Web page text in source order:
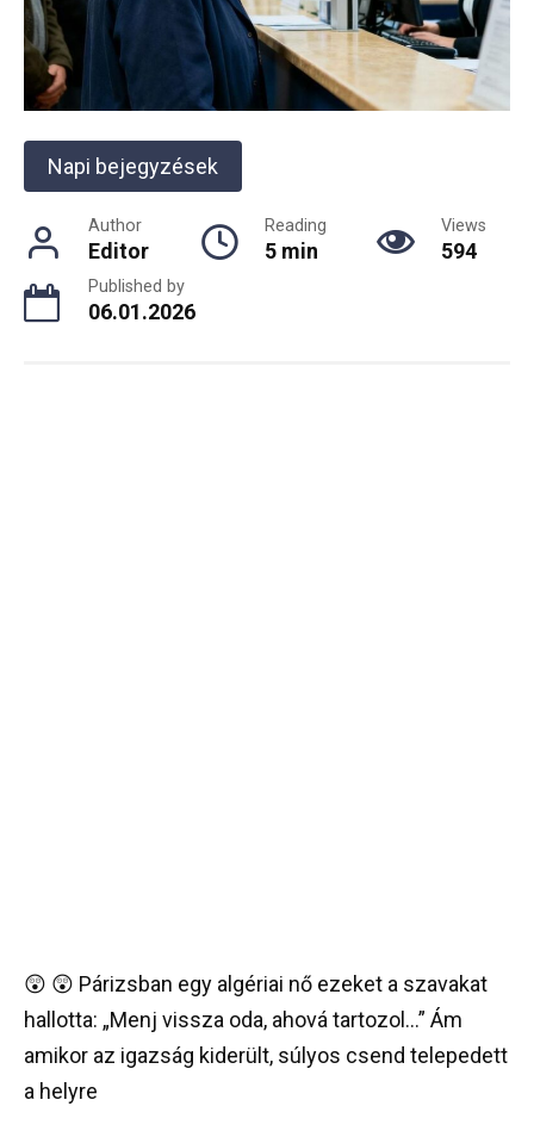
Napi bejegyzések
Author
Editor
Reading
5 min
Views
594
Published by
06.01.2026
😲 😲 Párizsban egy algériai nő ezeket a szavakat
hallotta: „Menj vissza oda, ahová tartozol…” Ám
amikor az igazság kiderült, súlyos csend telepedett
a helyre